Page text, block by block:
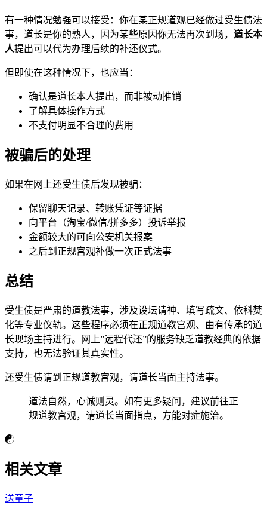
有一种情况勉强可以接受：你在某正规道观已经做过受生债法
事，道长是你的熟人，因为某些原因你无法再次到场， 道长本
人提出可以代为办理后续的补还仪式。
但即使在这种情况下，也应当：
确认是道长本人提出，而非被动推销
了解具体操作方式
不支付明显不合理的费用
被骗后的处理
如果在网上还受生债后发现被骗：
保留聊天记录、转账凭证等证据
向平台（淘宝/微信/拼多多）投诉举报
金额较大的可向公安机关报案
之后到正规宫观补做一次正式法事
总结
受生债是严肃的道教法事，涉及设坛请神、填写疏文、依科焚
化等专业仪轨。这些程序必须在正规道教宫观、由有传承的道
长现场主持进行。网上”远程代还”的服务缺乏道教经典的依据
支持，也无法验证其真实性。
还受生债请到正规道教宫观，请道长当面主持法事。
道法自然，心诚则灵。如有更多疑问，建议前往正
规道教宫观，请道长当面指点，方能对症施治。
☯
相关文章
送童子